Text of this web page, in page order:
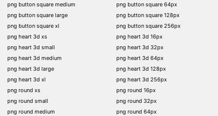
png button square medium
png button square large
png button square xl
png heart 3d xs
png heart 3d small
png heart 3d medium
png heart 3d large
png heart 3d xl
png round xs
png round small
png round medium
png button square 64px
png button square 128px
png button square 256px
png heart 3d 16px
png heart 3d 32px
png heart 3d 64px
png heart 3d 128px
png heart 3d 256px
png round 16px
png round 32px
png round 64px